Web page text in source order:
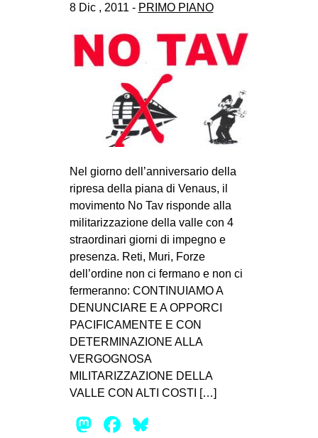
MUSICA
RECENSIONI
INTERNAZIONALE
AFRICA
AMERICHE
ESTREMO ORIENTE
EUROPA
MEDIO ORIENTE
MONDO
EVENTI
in
bsky
8 Dic , 2011 - PRIMO PIANO
Nel giorno dell’anniversario della
ripresa della piana di Venaus, il
movimento No Tav risponde alla
militarizzazione della valle con 4
straordinari giorni di impegno e
presenza. Reti, Muri, Forze
dell’ordine non ci fermano e non ci
fermeranno: CONTINUIAMO A
DENUNCIARE E A OPPORCI
PACIFICAMENTE E CON
DETERMINAZIONE ALLA
VERGOGNOSA
MILITARIZZAZIONE DELLA
VALLE CON ALTI COSTI […]
Mastodon
Facebook